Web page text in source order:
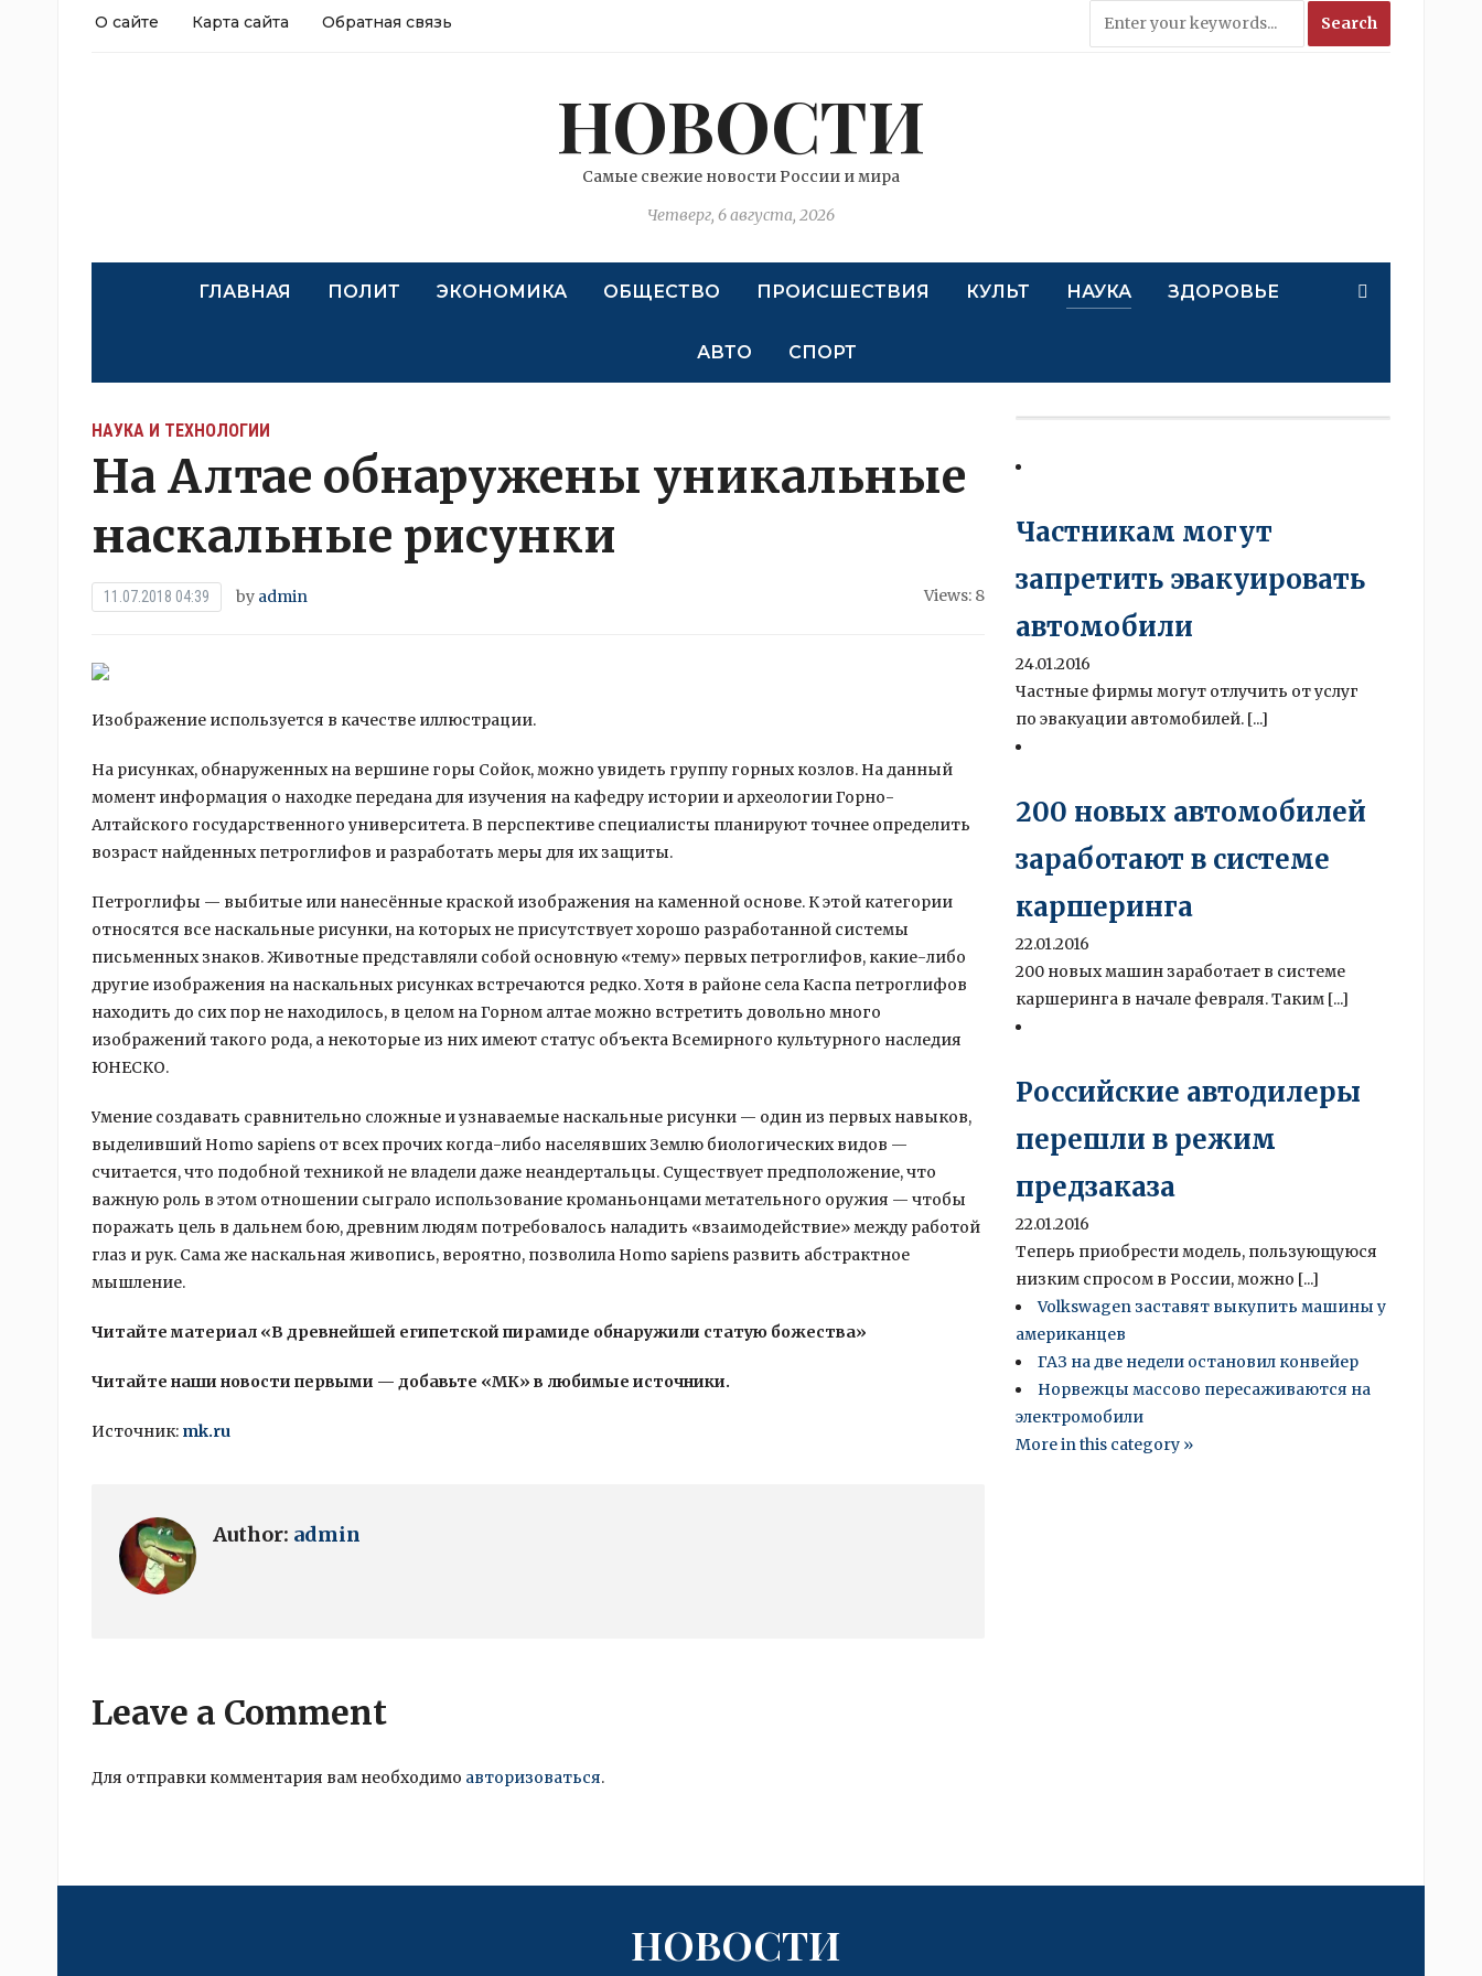
О сайте Карта сайта Обратная связь
НОВОСТИ
Самые свежие новости России и мира
Четверг, 6 августа, 2026
ГЛАВНАЯ ПОЛИТ ЭКОНОМИКА ОБЩЕСТВО ПРОИСШЕСТВИЯ КУЛЬТ НАУКА ЗДОРОВЬЕ
АВТО СПОРТ
НАУКА И ТЕХНОЛОГИИ
На Алтае обнаружены уникальные
наскальные рисунки
11.07.2018 04:39 by admin Views: 8
Изображение используется в качестве иллюстрации.
На рисунках, обнаруженных на вершине горы Сойок, можно увидеть группу горных козлов. На данный
момент информация о находке передана для изучения на кафедру истории и археологии Горно-
Алтайского государственного университета. В перспективе специалисты планируют точнее определить
возраст найденных петроглифов и разработать меры для их защиты.
Петроглифы — выбитые или нанесённые краской изображения на каменной основе. К этой категории
относятся все наскальные рисунки, на которых не присутствует хорошо разработанной системы
письменных знаков. Животные представляли собой основную «тему» первых петроглифов, какие-либо
другие изображения на наскальных рисунках встречаются редко. Хотя в районе села Каспа петроглифов
находить до сих пор не находилось, в целом на Горном алтае можно встретить довольно много
изображений такого рода, а некоторые из них имеют статус объекта Всемирного культурного наследия
ЮНЕСКО.
Умение создавать сравнительно сложные и узнаваемые наскальные рисунки — один из первых навыков,
выделивший Homo sapiens от всех прочих когда-либо населявших Землю биологических видов —
считается, что подобной техникой не владели даже неандертальцы. Существует предположение, что
важную роль в этом отношении сыграло использование кроманьонцами метательного оружия — чтобы
поражать цель в дальнем бою, древним людям потребовалось наладить «взаимодействие» между работой
глаз и рук. Сама же наскальная живопись, вероятно, позволила Homo sapiens развить абстрактное
мышление.
Читайте материал «В древнейшей египетской пирамиде обнаружили статую божества»
Читайте наши новости первыми — добавьте «МК» в любимые источники.
Источник: mk.ru
Author: admin
Leave a Comment
Для отправки комментария вам необходимо авторизоваться.
Частникам могут
запретить эвакуировать
автомобили
24.01.2016
Частные фирмы могут отлучить от услуг
по эвакуации автомобилей. [...]
200 новых автомобилей
заработают в системе
каршеринга
22.01.2016
200 новых машин заработает в системе
каршеринга в начале февраля. Таким [...]
Российские автодилеры
перешли в режим
предзаказа
22.01.2016
Теперь приобрести модель, пользующуюся
низким спросом в России, можно [...]
Volkswagen заставят выкупить машины у
американцев
ГАЗ на две недели остановил конвейер
Норвежцы массово пересаживаются на
электромобили
More in this category »
НОВОСТИ